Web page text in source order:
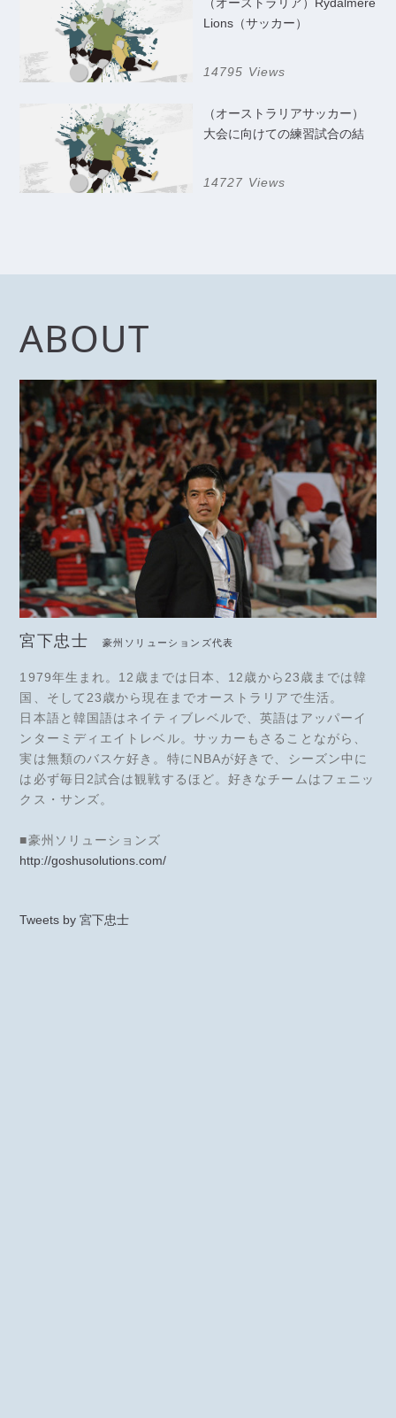
Lions（サッカー）
14795 Views
（オーストラリアサッカー）
大会に向けての練習試合の結
14727 Views
ABOUT
宮下忠士 豪州ソリューションズ代表
1979年生まれ。12歳までは日本、12歳から23歳までは韓
国、そして23歳から現在までオーストラリアで生活。
日本語と韓国語はネイティブレベルで、英語はアッパーイ
ンターミディエイトレベル。サッカーもさることながら、
実は無類のバスケ好き。特にNBAが好きで、シーズン中に
は必ず毎日2試合は観戦するほど。好きなチームはフェニッ
クス・サンズ。
■豪州ソリューションズ
http://goshusolutions.com/
Tweets by 宮下忠士